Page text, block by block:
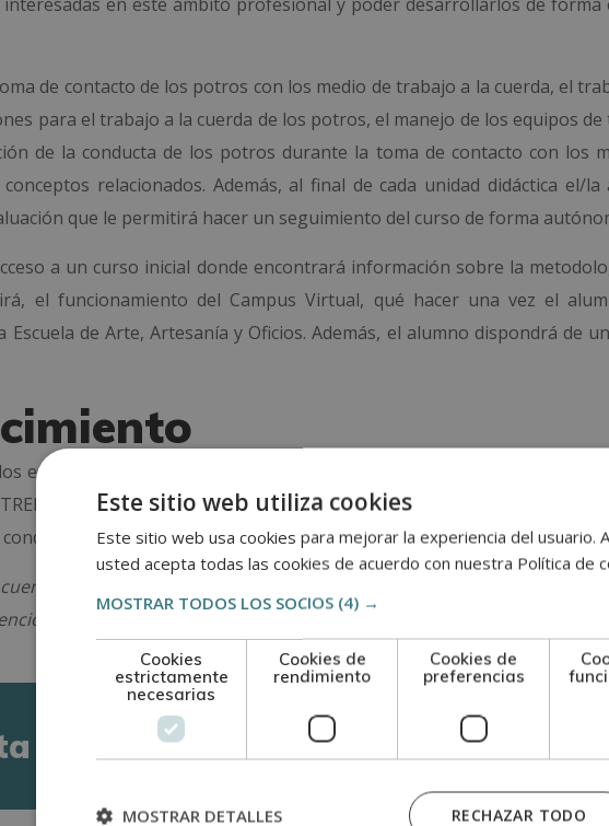
de contacto de los potros con los medio de trabajo a la cuerda, el
para el trabajo a la cuerda de los potros, el manejo de los equipos
de la conducta de los potros durante la toma de contacto con los
relacionados. Además, al final de cada unidad didáctica el/
que le permitirá hacer un seguimiento del curso de forma
a un curso inicial donde encontrará información sobre la
el funcionamiento del Campus Virtual, qué hacer una vez el
de Arte, Artesanía y Oficios. Además, el alumno dispondrá de
estudios y superadas las pruebas de evaluación, el alumno recibirá un
DE CABALLOS”, de la ESCUELA DE POSTGRADO DE ARTE,
de socios de la CECAP.
orientado hacia la adquisición de formación teórica
de una titulación oficial.
información
Este sitio web utiliza cookies
Este sitio web usa cookies para mejorar la experiencia del usuario.
usted acepta todas las cookies de acuerdo con nuestra Política de
MOSTRAR TODOS LOS SOCIOS (4) →
Cookies
estrictamente
necesarias
Cookies de
rendimiento
Cookies de
preferencias
RECHAZAR TODO
MOSTRAR DETALLES